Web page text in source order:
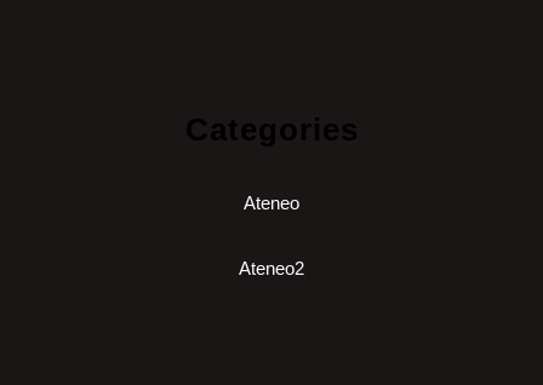
Categories
Ateneo
Ateneo2